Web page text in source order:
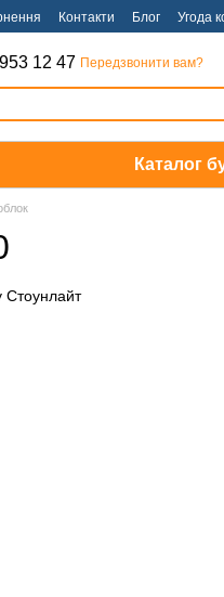
Контакти Блог Угода
12 47 Передзвонити вам?
Каталог